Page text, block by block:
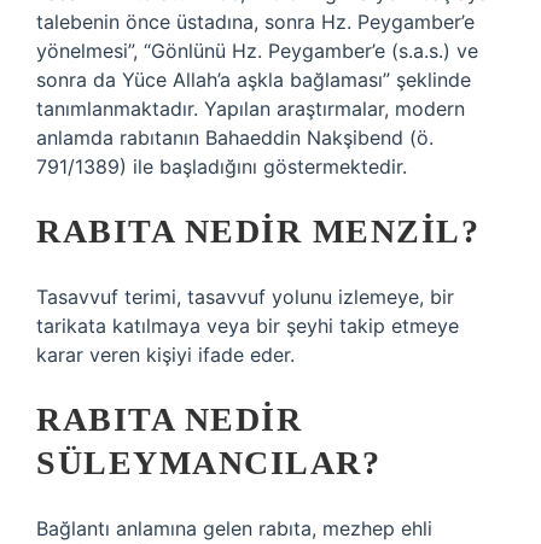
talebenin önce üstadına, sonra Hz. Peygamber’e
yönelmesi”, “Gönlünü Hz. Peygamber’e (s.a.s.) ve
sonra da Yüce Allah’a aşkla bağlaması” şeklinde
tanımlanmaktadır. Yapılan araştırmalar, modern
anlamda rabıtanın Bahaeddin Nakşibend (ö.
791/1389) ile başladığını göstermektedir.
RABITA NEDIR MENZIL?
Tasavvuf terimi, tasavvuf yolunu izlemeye, bir
tarikata katılmaya veya bir şeyhi takip etmeye
karar veren kişiyi ifade eder.
RABITA NEDIR
SÜLEYMANCILAR?
Bağlantı anlamına gelen rabıta, mezhep ehli